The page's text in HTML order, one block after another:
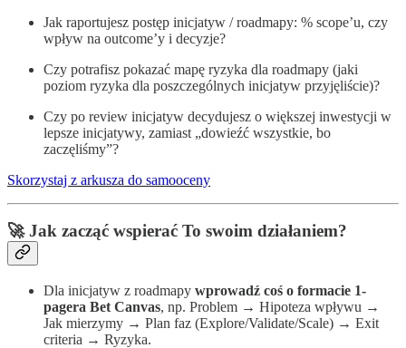
Jak raportujesz postęp inicjatyw / roadmapy: % scope’u, czy
wpływ na outcome’y i decyzje?
Czy potrafisz pokazać mapę ryzyka dla roadmapy (jaki
poziom ryzyka dla poszczególnych inicjatyw przyjęliście)?
Czy po review inicjatyw decydujesz o większej inwestycji w
lepsze inicjatywy, zamiast „dowieźć wszystkie, bo
zaczęliśmy”?
Skorzystaj z arkusza do samooceny
🚀 Jak zacząć wspierać To swoim działaniem?
Dla inicjatyw z roadmapy wprowadź coś o formacie 1-
pagera Bet Canvas, np. Problem → Hipoteza wpływu →
Jak mierzymy → Plan faz (Explore/Validate/Scale) → Exit
criteria → Ryzyka.